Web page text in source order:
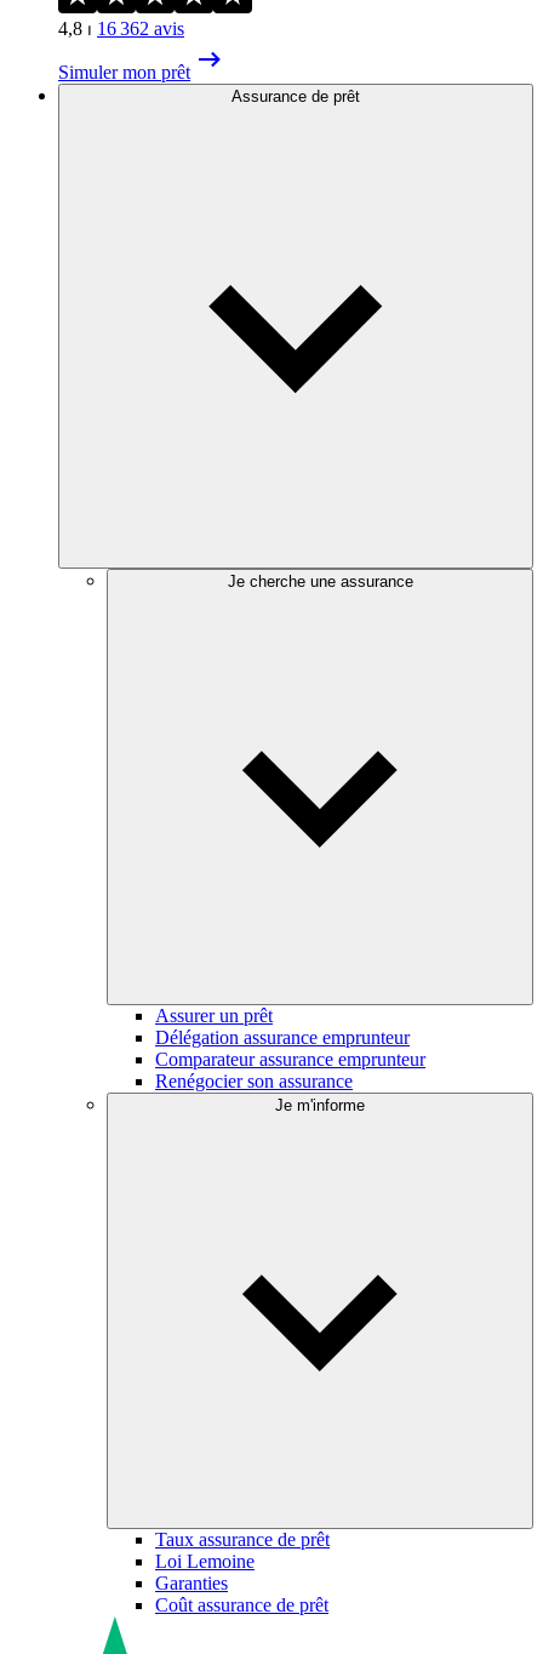
4,8 ⏐ 16 362 avis
Simuler mon prêt
Assurance de prêt
Je cherche une assurance
Assurer un prêt
Délégation assurance emprunteur
Comparateur assurance emprunteur
Renégocier son assurance
Je m'informe
Taux assurance de prêt
Loi Lemoine
Garanties
Coût assurance de prêt